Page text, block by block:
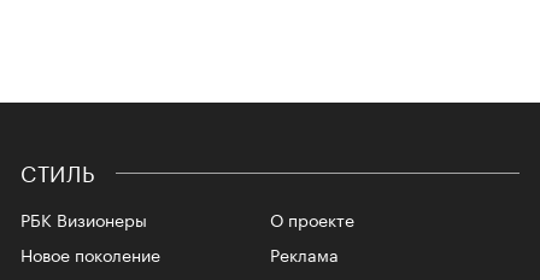
СТИЛЬ
РБК Визионеры
Новое поколение
О проекте
Реклама